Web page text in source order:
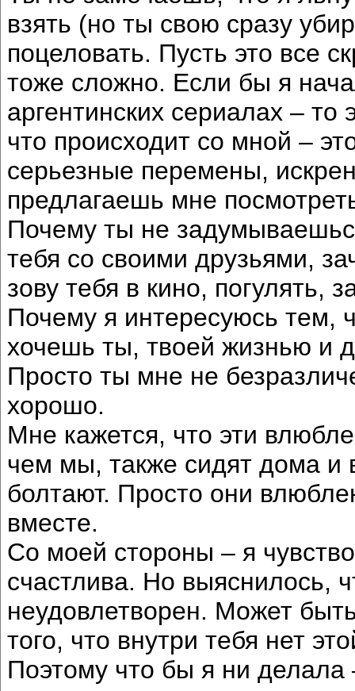
взять (но ты свою сразу
поцеловать. Пусть это все
тоже сложно. Если бы я
аргентинских сериалах –
что происходит со мной –
серьезные перемены,
предлагаешь мне
Почему ты не
тебя со своими друзьями,
зову тебя в кино, погулять,
Почему я интересуюсь тем,
хочешь ты, твоей жизнью и
Просто ты мне не
хорошо.
Мне кажется, что эти
чем мы, также сидят дома и
болтают. Просто они
вместе.
Со моей стороны – я
счастлива. Но выяснилось,
неудовлетворен. Может
того, что внутри тебя нет
Поэтому что бы я ни